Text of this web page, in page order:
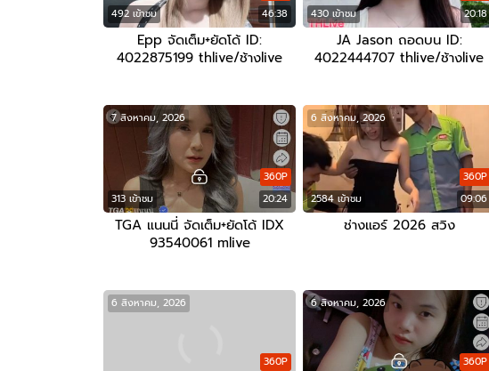
492 เข้าชม 46:38
Epp จัดเต็ม+ยัดโด้ ID:
4022875199 thlive/ช้างlive
430 เข้าชม 20:18
JA Jason ถอดบน ID:
4022444707 thlive/ช้างlive
313 เข้าชม 20:24
360P
7 สิงหาคม, 2026
TGA แนนนี่ จัดเต็ม+ยัดโด้ IDX
93540061 mlive
2584 เข้าชม 09:06
360P
6 สิงหาคม, 2026
ช่างแอร์ 2026 สวิง
360P
6 สิงหาคม, 2026
360P
6 สิงหาคม, 2026